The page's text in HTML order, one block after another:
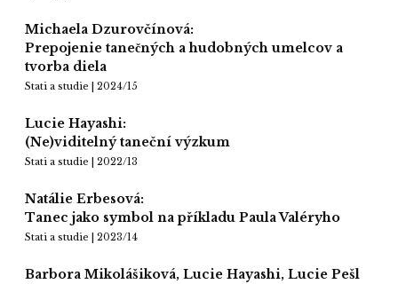
Michaela Dzurovčínová:
Prepojenie tanečných a hudobných umelcov a
tvorba diela
Stati a studie | 2024/15
Lucie Hayashi:
(Ne)viditelný taneční výzkum
Stati a studie | 2022/13
Natálie Erbesová:
Tanec jako symbol na příkladu Paula Valéryho
Stati a studie | 2023/14
Barbora Mikolášiková, Lucie Hayashi, Lucie Pešl